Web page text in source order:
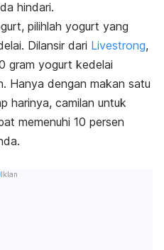
hindari.
pilihlah yogurt yang
Dilansir dari Livestrong,
gram yogurt kedelai
Hanya dengan makan satu
harinya, camilan untuk
memenuhi 10 persen
Iklan